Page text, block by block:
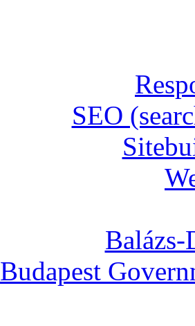
SEO
Budapest